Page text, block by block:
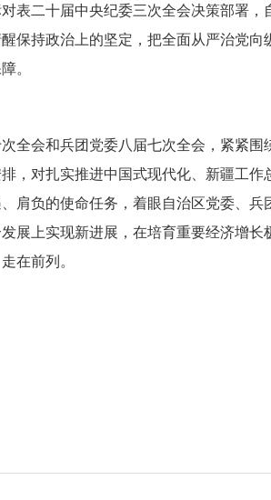
表二十届中央纪委三次全会决策部署
保持政治上的坚定，把全面从严治党
。
全会和兵团党委八届七次全会，紧紧
，对扎实推进中国式现代化、新疆工
肩负的使命任务，着眼自治区党委、
展上实现新进展，在培育重要经济增
在前列。